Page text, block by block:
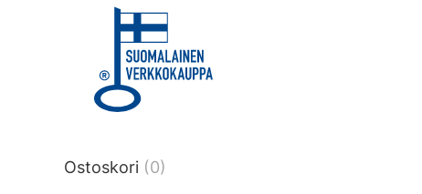
title or content.","post_type":
tmlmvi","meta_query":
data-original-query-vars="[]" data-
Ostoskori (0)